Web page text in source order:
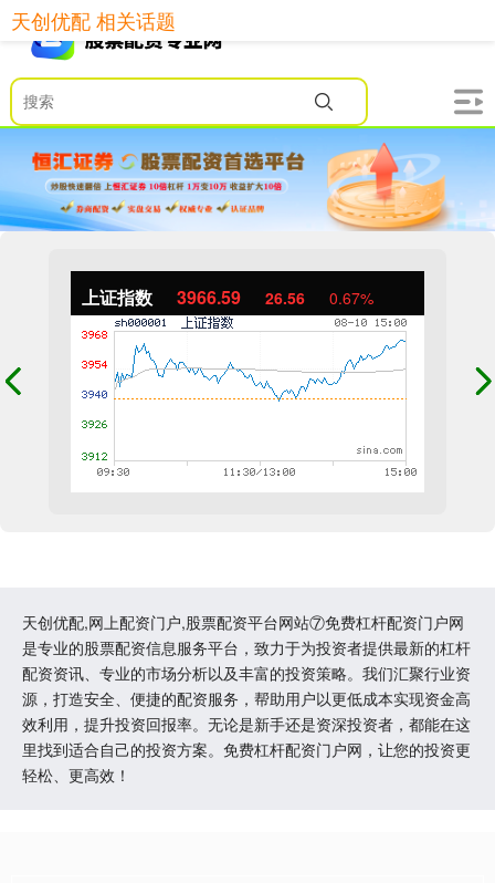
上证指数 3966.59 26.56 0.67%
天创优配,网上配资门户,股票配资平台网站⑦免费杠杆配资门户网
是专业的股票配资信息服务平台，致力于为投资者提供最新的杠杆
配资资讯、专业的市场分析以及丰富的投资策略。我们汇聚行业资
源，打造安全、便捷的配资服务，帮助用户以更低成本实现资金高
效利用，提升投资回报率。无论是新手还是资深投资者，都能在这
里找到适合自己的投资方案。免费杠杆配资门户网，让您的投资更
轻松、更高效！
天创优配 相关话题